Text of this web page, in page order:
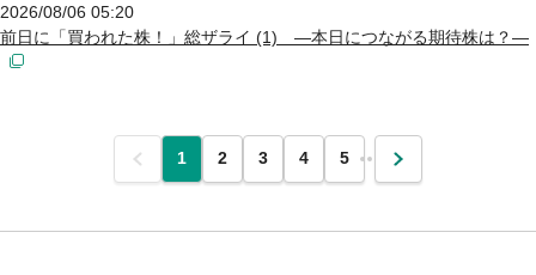
2026/08/06 05:20
前日に「買われた株！」総ザライ (1) ―本日につながる期待株は？―
前 1 2 3 4 5 … 次